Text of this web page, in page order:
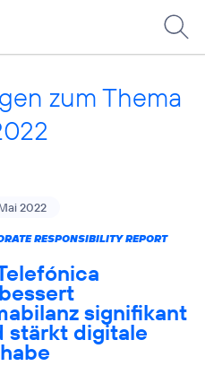
zum Thema
2022
RESPONSIBILITY REPORT
signifikant
stärkt digitale